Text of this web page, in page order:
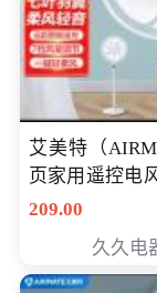
艾美特（
页家用遥控电
量空气循环摇
定时落地式风
R20
209.00
久久电